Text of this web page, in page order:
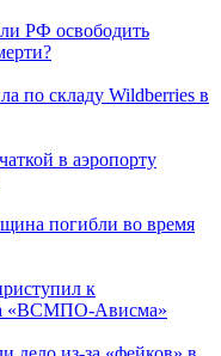
РФ освободить
по складу Wildberries в
в аэропорту
погибли во время
к
«ВСМПО-Ависма»